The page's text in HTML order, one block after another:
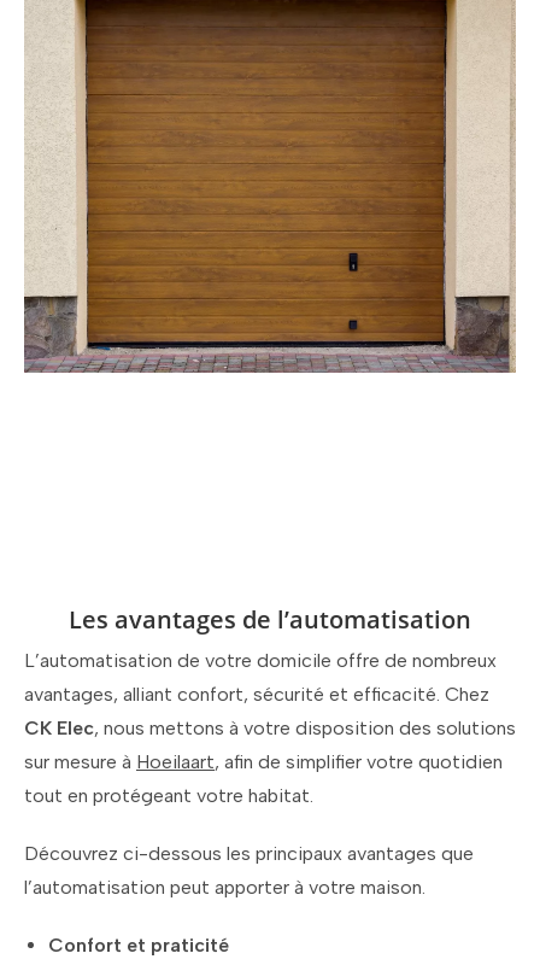
Les avantages de l’automatisation
L’automatisation de votre domicile offre de nombreux
avantages, alliant confort, sécurité et efficacité. Chez
CK Elec, nous mettons à votre disposition des solutions
sur mesure à Hoeilaart, afin de simplifier votre quotidien
tout en protégeant votre habitat.
Découvrez ci-dessous les principaux avantages que
l’automatisation peut apporter à votre maison.
Confort et praticité